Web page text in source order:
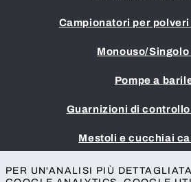
Campionatori per
Monouso/Singolo
Pompe a
Guarnizioni di
Mestoli e cucchiai
Impronta
PER UN'ANALISI PIÙ